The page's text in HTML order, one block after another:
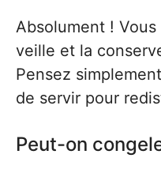
Absolument !
veille et la
Pensez
de servir pour
Peut-on